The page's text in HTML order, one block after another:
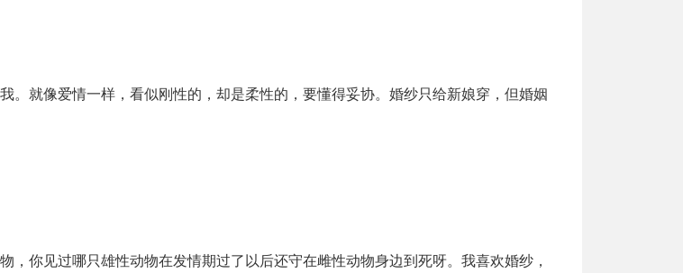
。就像爱情一样，看似刚性的，却是柔性的，要懂得妥协。婚纱只给新娘穿，但婚姻
你见过哪只雄性动物在发情期过了以后还守在雌性动物身边到死呀。我喜欢婚纱，